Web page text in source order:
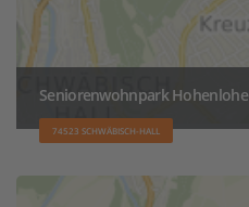
Seniorenwohnpark Hohenlohe
74523 SCHWÄBISCH-HALL